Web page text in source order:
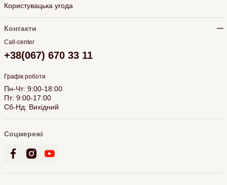
Користувацька угода
Контакти
Call-center
+38(067) 670 33 11
Графік роботи
Пн-Чт: 9:00-18:00
Пт: 9:00-17:00
Сб-Нд: Вихідний
Соцмережі